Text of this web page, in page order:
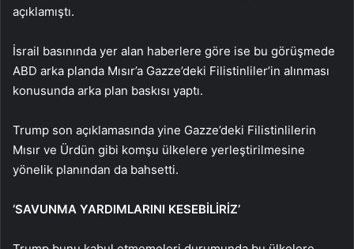
açıklamıştı.
İsrail basınında yer alan haberlere göre ise bu görüşmede
ABD arka planda Mısır’a Gazze’deki Filistinliler’in alınması
konusunda arka plan baskısı yaptı.
Trump son açıklamasında yine Gazze’deki Filistinlilerin
Mısır ve Ürdün gibi komşu ülkelere yerleştirilmesine
yönelik planından da bahsetti.
‘SAVUNMA YARDIMLARINI KESEBİLİRİZ’